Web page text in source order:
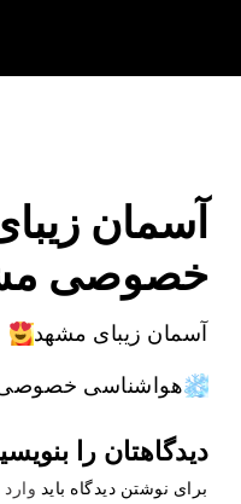
آسمان
خصوصی
آسمان زیبای مشهد
هواشناسی
دیدگاهتان را
برای نوشتن دیدگاه باید